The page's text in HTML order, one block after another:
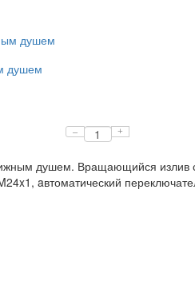
душем
– +
душем. Вращающийся излив
aвтоматический